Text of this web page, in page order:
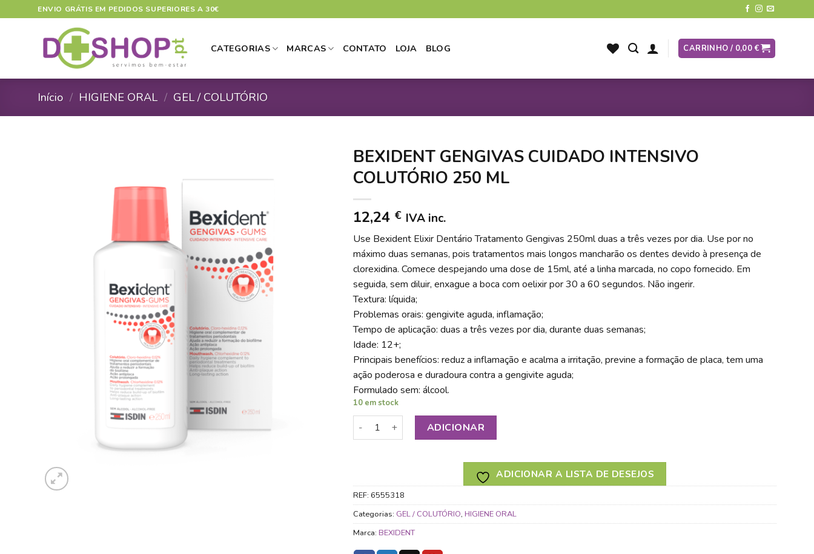
to
ENVIO GRÁTIS EM PEDIDOS SUPERIORES A 30€
CATEGORIAS MARCAS CONTATO LOJA BLOG CARRINHO / 0,00 €
Início / HIGIENE ORAL / GEL / COLUTÓRIO
ADICIONAR
A LISTA DE
BEXIDENT GENGIVAS CUIDADO INTENSIVO
COLUTÓRIO 250 ML
12,24 € IVA inc.
Use Bexident Elixir Dentário Tratamento Gengivas 250ml duas a três vezes por dia. Use por no
máximo duas semanas, pois tratamentos mais longos mancharão os dentes devido à presença de
clorexidina. Comece despejando uma dose de 15ml, até a linha marcada, no copo fornecido. Em
seguida, sem diluir, enxague a boca com oelixir por 30 a 60 segundos. Não ingerir.
Textura: líquida;
Problemas orais: gengivite aguda, inflamação;
Tempo de aplicação: duas a três vezes por dia, durante duas semanas;
Idade: 12+;
Principais benefícios: reduz a inflamação e acalma a irritação, previne a formação de placa, tem uma
ação poderosa e duradoura contra a gengivite aguda;
Formulado sem: álcool.
10 em stock
Quantidade de BEXIDENT GENGIVAS CUIDADO INTENSIVO COLUTÓRIO 250 ML
ADICIONAR
ADICIONAR A LISTA DE DESEJOS
REF: 6555318
Categorias: GEL / COLUTÓRIO, HIGIENE ORAL
Marca: BEXIDENT